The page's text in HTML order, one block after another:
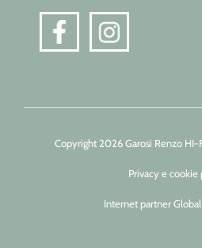
Copyright 2026 Garosi Renzo
Privacy e cookie
Internet partner